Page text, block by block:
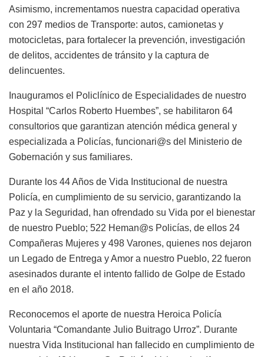
Asimismo, incrementamos nuestra capacidad operativa
con 297 medios de Transporte: autos, camionetas y
motocicletas, para fortalecer la prevención, investigación
de delitos, accidentes de tránsito y la captura de
delincuentes.
Inauguramos el Policlínico de Especialidades de nuestro
Hospital “Carlos Roberto Huembes”, se habilitaron 64
consultorios que garantizan atención médica general y
especializada a Policías, funcionari@s del Ministerio de
Gobernación y sus familiares.
Durante los 44 Años de Vida Institucional de nuestra
Policía, en cumplimiento de su servicio, garantizando la
Paz y la Seguridad, han ofrendado su Vida por el bienestar
de nuestro Pueblo; 522 Heman@s Policías, de ellos 24
Compañeras Mujeres y 498 Varones, quienes nos dejaron
un Legado de Entrega y Amor a nuestro Pueblo, 22 fueron
asesinados durante el intento fallido de Golpe de Estado
en el año 2018.
Reconocemos el aporte de nuestra Heroica Policía
Voluntaria “Comandante Julio Buitrago Urroz”. Durante
nuestra Vida Institucional han fallecido en cumplimiento de